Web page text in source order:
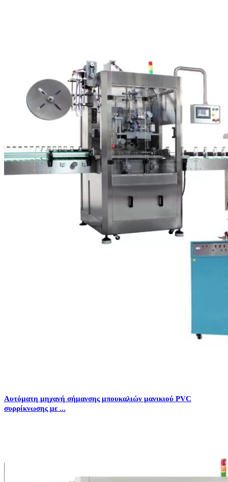
Αυτόματη μηχανή σήμανσης μπουκαλιών μανικιού PVC
συρρίκνωσης με ...